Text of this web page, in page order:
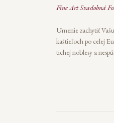
Fine Art Svadobná
Umenie zachytiť
kaštieľoch po celej
tichej noblesy a